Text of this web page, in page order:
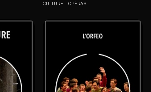
CULTURE OPÉRAS